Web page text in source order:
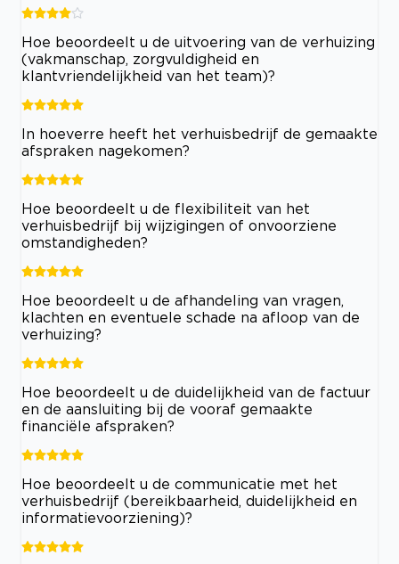
Hoe beoordeelt u de uitvoering van de verhuizing
(vakmanschap, zorgvuldigheid en
klantvriendelijkheid van het team)?
In hoeverre heeft het verhuisbedrijf de gemaakte
afspraken nagekomen?
Hoe beoordeelt u de flexibiliteit van het
verhuisbedrijf bij wijzigingen of onvoorziene
omstandigheden?
Hoe beoordeelt u de afhandeling van vragen,
klachten en eventuele schade na afloop van de
verhuizing?
Hoe beoordeelt u de duidelijkheid van de factuur
en de aansluiting bij de vooraf gemaakte
financiële afspraken?
Hoe beoordeelt u de communicatie met het
verhuisbedrijf (bereikbaarheid, duidelijkheid en
informatievoorziening)?